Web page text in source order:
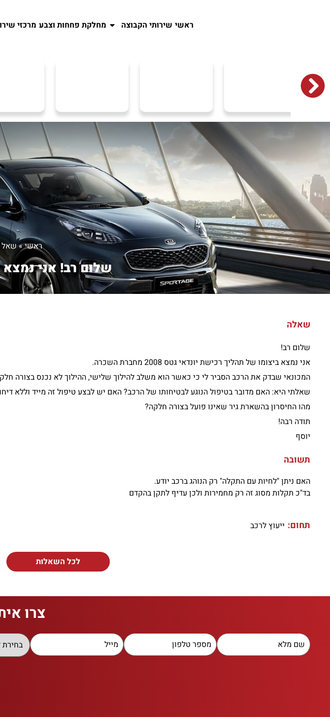
ראשי שירותי הקבוצה מחלקת פחחות וצבע מרכזי
ראשי»שאל
שלום רב! אני
שאלה
שלום רב!
אני נמצא ביצומו של תהליך רכישת יונדאי גטס 2008 מחברת השכרה.
המכונאי שבדק את הרכב הסביר לי כי כאשר הוא משלב להילוך שלישי, ההילוך לא נכנס בצורה
שאלתי היא: האם מדובר בטיפול הנוגע לבטיחותו של הרכב? האם יש לבצע טיפול זה מייד וללא
מהו החיסרון בהשארת גיר שאינו פועל בצורה חלקה?
תודה רבה!
יוסף
תשובה
האם ניתן "לחיות עם התקלה" רק הנוהג ברכב יודע.
בד"כ תקלות מסוג זה רק מחמירות ולכן עדיף לתקן בהקדם
תחום: ייעוץ לרכב
לכל השאלות
צרו